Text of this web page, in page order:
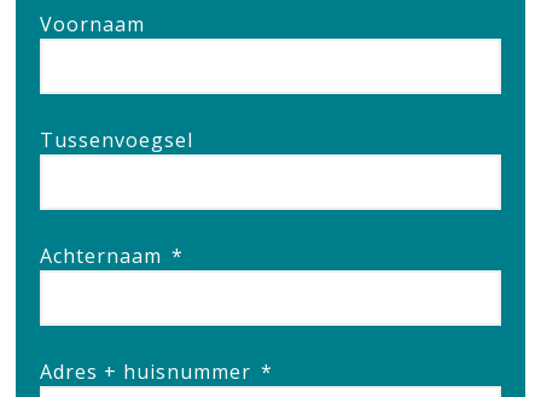
Voornaam
Tussenvoegsel
Achternaam *
Adres + huisnummer *